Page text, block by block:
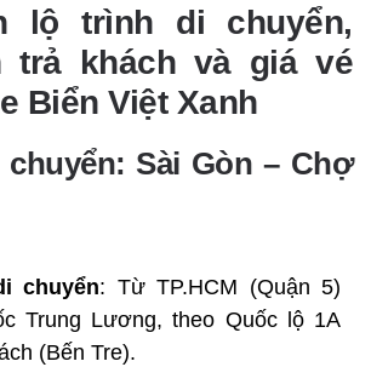
lộ trình di chuyển,
trả khách và giá vé
Biển Việt Xanh
Sài Gòn – Chợ
chuyển: Từ TP.HCM (Quận 5)
Trung Lương, theo Quốc lộ 1A
(Bến Tre).